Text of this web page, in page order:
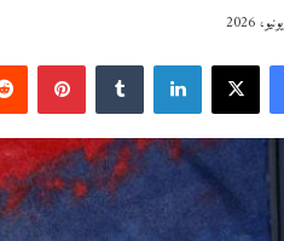
ي
س
X
ي
ن
T
u
ي
ن